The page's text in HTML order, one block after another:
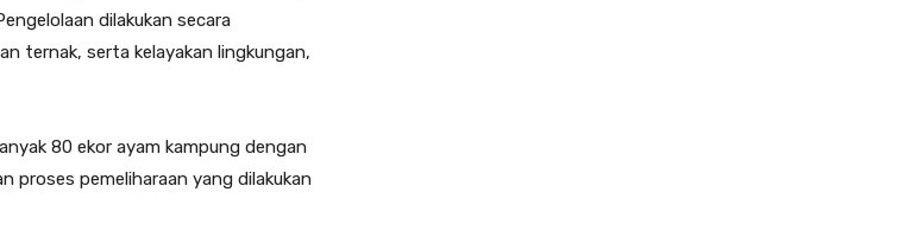
dilakukan secara
ternak, serta kelayakan lingkungan,
80 ekor ayam kampung dengan
proses pemeliharaan yang dilakukan